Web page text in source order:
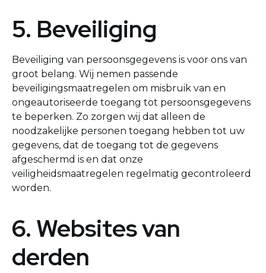
5. Beveiliging
Beveiliging van persoonsgegevens is voor ons van
groot belang. Wij nemen passende
beveiligingsmaatregelen om misbruik van en
ongeautoriseerde toegang tot persoonsgegevens
te beperken. Zo zorgen wij dat alleen de
noodzakelijke personen toegang hebben tot uw
gegevens, dat de toegang tot de gegevens
afgeschermd is en dat onze
veiligheidsmaatregelen regelmatig gecontroleerd
worden.
6. Websites van
derden